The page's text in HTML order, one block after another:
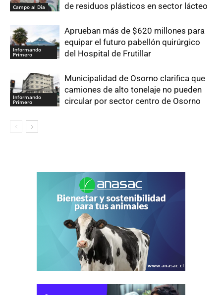
Campo al Día
de residuos plásticos en sector lácteo
Informando
Primero
Aprueban más de $620 millones para
equipar el futuro pabellón quirúrgico
del Hospital de Frutillar
Informando
Primero
Municipalidad de Osorno clarifica que
camiones de alto tonelaje no pueden
circular por sector centro de Osorno